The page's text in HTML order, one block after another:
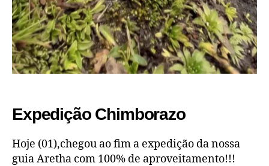
Expedição Chimborazo
Hoje (01),chegou ao fim a expedição da nossa
guia Aretha com 100% de aproveitamento!!!